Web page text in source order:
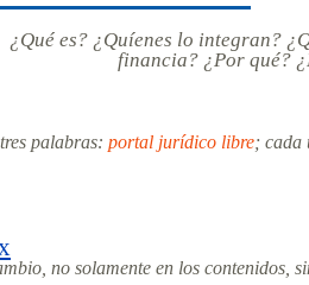
¿Qué es? ¿Quíenes lo integran?
financia? ¿Por qué?
palabras: portal jurídico libre; cada
no solamente en los contenidos,